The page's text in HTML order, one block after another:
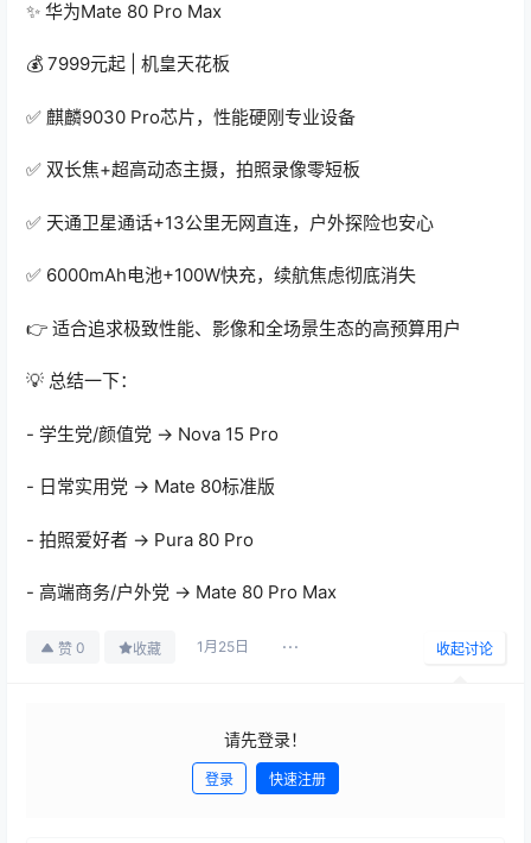
✨ 华为Mate 80 Pro Max
💰 7999元起 | 机皇天花板
✅ 麒麟9030 Pro芯片，性能硬刚专业设备
✅ 双长焦+超高动态主摄，拍照录像零短板
✅ 天通卫星通话+13公里无网直连，户外探险也安心
✅ 6000mAh电池+100W快充，续航焦虑彻底消失
👉 适合追求极致性能、影像和全场景生态的高预算用户
💡 总结一下：
- 学生党/颜值党 → Nova 15 Pro
- 日常实用党 → Mate 80标准版
- 拍照爱好者 → Pura 80 Pro
- 高端商务/户外党 → Mate 80 Pro Max
赞 0 收藏 1月25日 收起讨论
请先登录！
登录 快速注册